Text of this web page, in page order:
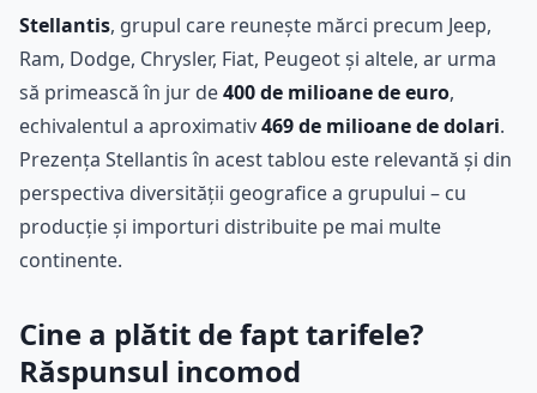
Stellantis, grupul care reunește mărci precum Jeep,
Ram, Dodge, Chrysler, Fiat, Peugeot și altele, ar urma
să primească în jur de400 de milioane de euro,
echivalentul a aproximativ469 de milioane de dolari.
Prezența Stellantis în acest tablou este relevantă și din
perspectiva diversității geografice a grupului – cu
producție și importuri distribuite pe mai multe
continente.
Cine a plătit de fapt tarifele?
Răspunsul incomod